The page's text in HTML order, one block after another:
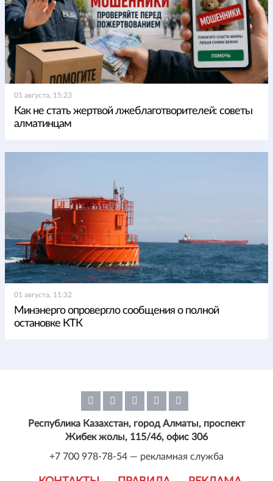
01 августа, 15:23
Как не стать жертвой лжеблаготворителей: советы
алматинцам
01 августа, 11:32
Минэнерго опровергло сообщения о полной
остановке КТК
Республика Казахстан, город Алматы, проспект
Жибек жолы, 115/46, офис 306
+7 700 978-78-54 — рекламная служба